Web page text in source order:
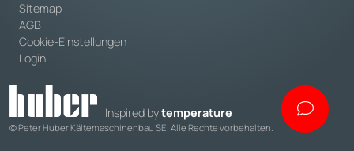
Sitemap
AGB
Cookie-Einstellungen
Login
Inspired bytemperature
© Peter Huber Kältemaschinenbau SE. Alle Rechte vorbehalten.